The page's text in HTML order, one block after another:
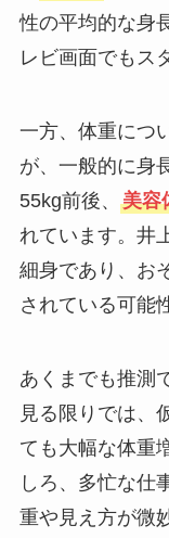
性の平均的な身
レビ画面でもス
一方、体重につ
が、一般的に身
55kg前後、 美容
れています。井
細身であり、お
されている可能
あくまでも推測
見る限りでは、
ても大幅な体重
しろ、多忙な仕
重や見え方が微